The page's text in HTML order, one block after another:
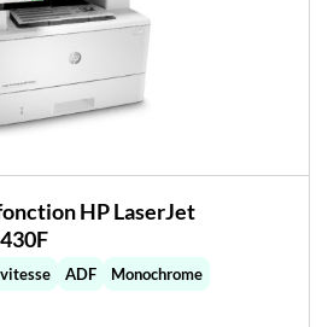
HP LaserJet
ADF
Monochrome